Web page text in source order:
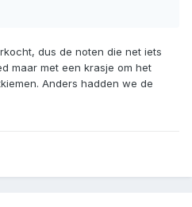
dus de noten die net iets
maar met een krasje om het
Anders hadden we de